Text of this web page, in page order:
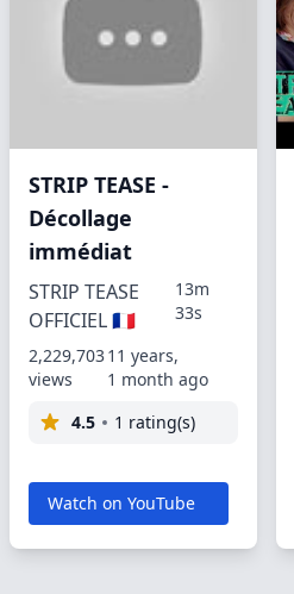
STRIP TEASE -
Décollage
immédiat
STRIP TEASE
OFFICIEL 🇫🇷
13m
33s
2,229,703
views
11 years,
1 month ago
4.5
1 rating(s)
Watch on YouTube